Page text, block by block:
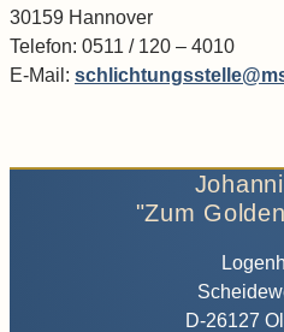
30159 Hannover
Telefon: 0511 / 120 – 4010
E-Mail:
"Zum
D-26127